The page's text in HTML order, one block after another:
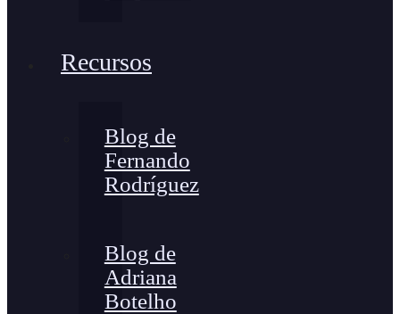
Recursos
Blog de
Fernando
Rodríguez
Blog de
Adriana
Botelho